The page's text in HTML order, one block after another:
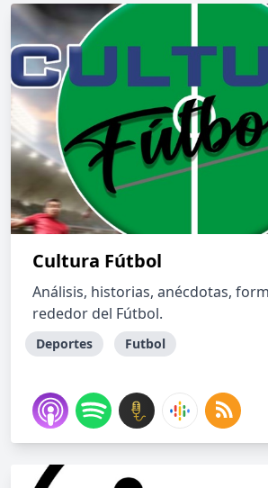
Cultura Fútbol
Análisis, historias, anécdotas,
rededor del Fútbol.
Deportes Futbol